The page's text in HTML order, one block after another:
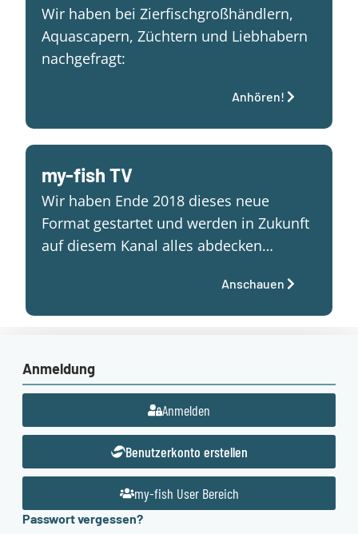
Wir haben bei Zierfischgroßhändlern,
Aquascapern, Züchtern und Liebhabern
nachgefragt:
Anhören!
my-fish TV
Wir haben Ende 2018 dieses neue
Format gestartet und werden in Zukunft
auf diesem Kanal alles abdecken…
Anschauen
Anmeldung
Anmelden
Benutzerkonto erstellen
my-fish User Bereich
Passwort vergessen?